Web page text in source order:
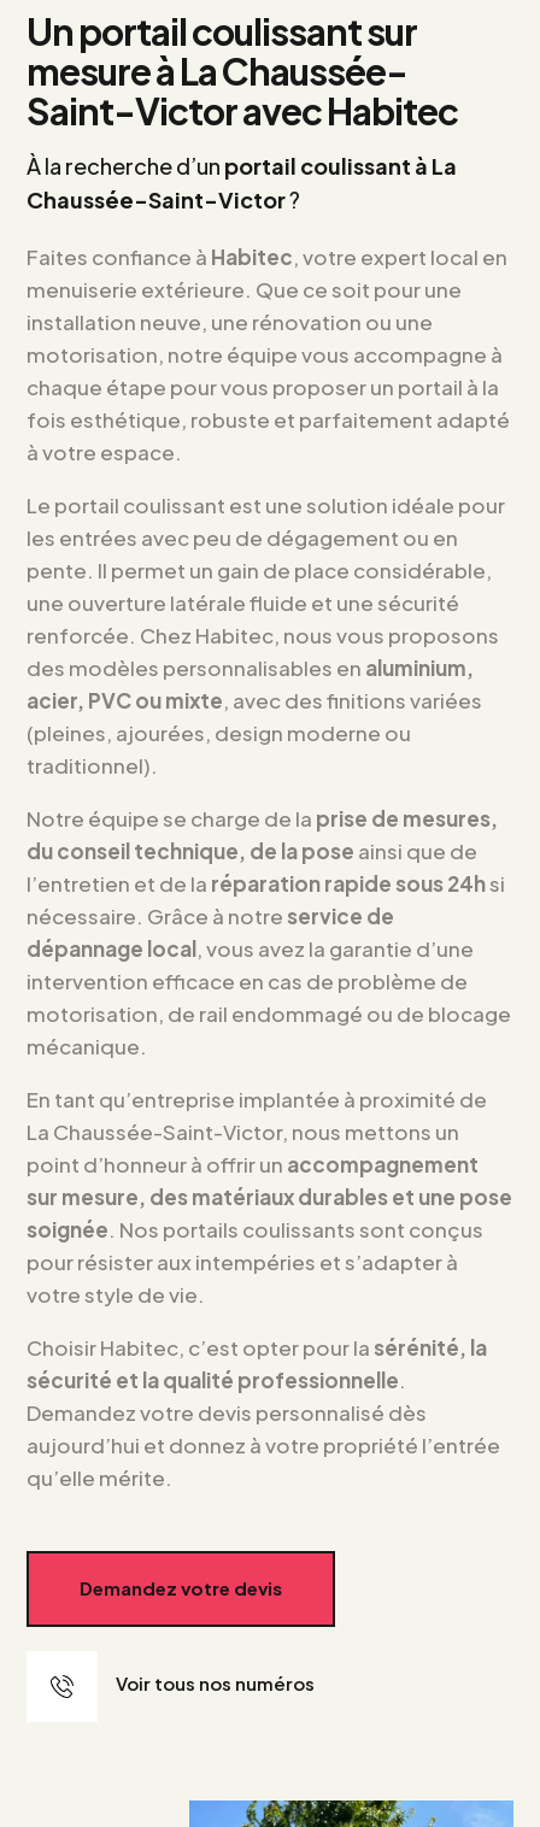
Un portail coulissant sur
mesure à La Chaussée-
Saint-Victor avec Habitec
À la recherche d’un portail coulissant à La
Chaussée-Saint-Victor?
Faites confiance à Habitec, votre expert local en
menuiserie extérieure. Que ce soit pour une
installation neuve, une rénovation ou une
motorisation, notre équipe vous accompagne à
chaque étape pour vous proposer un portail à la
fois esthétique, robuste et parfaitement adapté
à votre espace.
Le portail coulissant est une solution idéale pour
les entrées avec peu de dégagement ou en
pente. Il permet un gain de place considérable,
une ouverture latérale fluide et une sécurité
renforcée. Chez Habitec, nous vous proposons
des modèles personnalisables en aluminium,
acier, PVC ou mixte, avec des finitions variées
(pleines, ajourées, design moderne ou
traditionnel).
Notre équipe se charge de la prise de mesures,
du conseil technique, de la pose ainsi que de
l’entretien et de la réparation rapide sous 24hsi
nécessaire. Grâce à notreservice de
dépannage local, vous avez la garantie d’une
intervention efficace en cas de problème de
motorisation, de rail endommagé ou de blocage
mécanique.
En tant qu’entreprise implantée à proximité de
La Chaussée-Saint-Victor, nous mettons un
point d’honneur à offrir un accompagnement
sur mesure, des matériaux durables et une pose
soignée. Nos portails coulissants sont conçus
pour résister aux intempéries et s’adapter à
votre style de vie.
Choisir Habitec, c’est opter pour lasérénité, la
sécurité et la qualité professionnelle.
Demandez votre devis personnalisé dès
aujourd’hui et donnez à votre propriété l’entrée
qu’elle mérite.
Demandez votre devis
Voir tous nos numéros